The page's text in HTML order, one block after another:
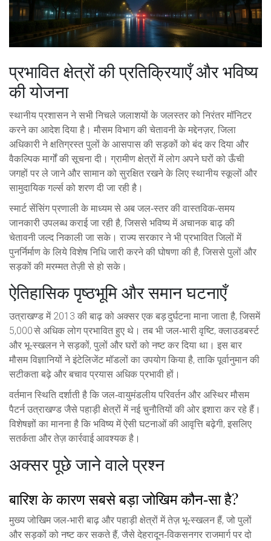
प्रभावित क्षेत्रों की प्रतिक्रियाएँ और भविष्य
की योजना
स्थानीय प्रशासन ने सभी निचले जलाशयों के जलस्तर को निरंतर मॉनिटर
करने का आदेश दिया है। मौसम विभाग की चेतावनी के मद्देनज़र, जिला
अधिकारी ने क्षतिग्रस्त पुलों के आसपास की सड़कों को बंद कर दिया और
वैकल्पिक मार्गों की सूचना दी। ग्रामीण क्षेत्रों में लोग अपने घरों को ऊँची
जगहों पर ले जाने और सामान को सुरक्षित रखने के लिए स्थानीय स्कूलों और
सामुदायिक गर्ल्स को शरण दी जा रही है।
स्मार्ट सेंसिंग प्रणाली के माध्यम से अब जल‑स्तर की वास्तविक‑समय
जानकारी उपलब्ध कराई जा रही है, जिससे भविष्य में अचानक बाढ़ की
चेतावनी जल्द निकाली जा सके। राज्य सरकार ने भी प्रभावित जिलों में
पुनर्निर्माण के लिये विशेष निधि जारी करने की घोषणा की है, जिससे पुलों और
सड़कों की मरम्मत तेज़ी से हो सके।
ऐतिहासिक पृष्ठभूमि और समान घटनाएँ
उत्राखण्ड में 2013 की बाढ़ को अक्सर एक बड़ दुर्घटना माना जाता है, जिसमें
5,000 से अधिक लोग प्रभावित हुए थे। तब भी जल‑भारी वृष्टि, क्लाउडबर्स्ट
और भू‑स्खलन ने सड़कों, पुलों और घरों को नष्ट कर दिया था। इस बार
मौसम विज्ञानियों ने इंटेलिजेंट मॉडलों का उपयोग किया है, ताकि पूर्वानुमान की
सटीकता बढ़े और बचाव प्रयास अधिक प्रभावी हों।
वर्तमान स्थिति दर्शाती है कि जल‑वायुमंडलीय परिवर्तन और अस्थिर मौसम
पैटर्न उत्राखण्ड जैसे पहाड़ी क्षेत्रों में नई चुनौतियों की ओर इशारा कर रहे हैं।
विशेषज्ञों का मानना है कि भविष्य में ऐसी घटनाओं की आवृत्ति बढ़ेगी, इसलिए
सतर्कता और तेज़ कार्रवाई आवश्यक है।
अक्सर पूछे जाने वाले प्रश्न
बारिश के कारण सबसे बड़ा जोखिम कौन‑सा है?
मुख्य जोखिम जल‑भारी बाढ़ और पहाड़ी क्षेत्रों में तेज़ भू‑स्खलन हैं, जो पुलों
और सड़कों को नष्ट कर सकते हैं, जैसे देहरादून‑विकसनगर राजमार्ग पर दो